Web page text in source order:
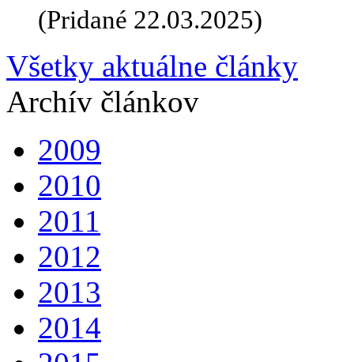
(Pridané 22.03.2025)
Všetky aktuálne články
Archív článkov
2009
2010
2011
2012
2013
2014